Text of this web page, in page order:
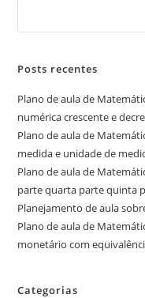
Posts recentes
Plano de aula de
numérica crescente e
Plano de aula de
medida e unidade de
Plano de aula de
parte quarta parte quinta
Planejamento de aula
Plano de aula de
monetário com
Categorias